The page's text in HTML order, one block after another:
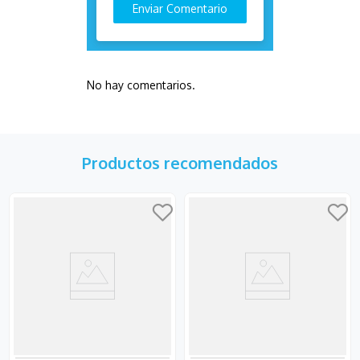
Enviar Comentario
No hay comentarios.
Productos recomendados